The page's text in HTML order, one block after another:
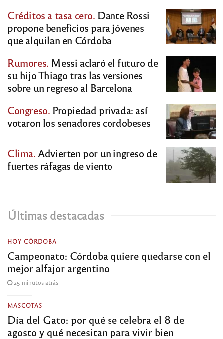
Créditos a tasa cero. Dante Rossi
propone beneficios para jóvenes
que alquilan en Córdoba
Rumores. Messi aclaró el futuro de
su hijo Thiago tras las versiones
sobre un regreso al Barcelona
Congreso. Propiedad privada: así
votaron los senadores cordobeses
Clima. Advierten por un ingreso de
fuertes ráfagas de viento
Últimas destacadas
HOY CÓRDOBA
Campeonato: Córdoba quiere quedarse con el
mejor alfajor argentino
25 minutos atrás
MASCOTAS
Día del Gato: por qué se celebra el 8 de
agosto y qué necesitan para vivir bien